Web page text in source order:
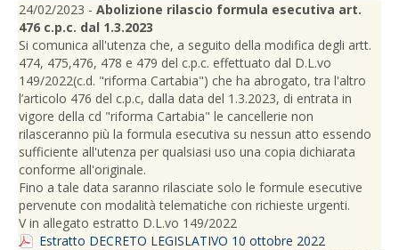
24/02/2023 - Abolizione rilascio formula esecutiva art.
476 c.p.c. dal 1.3.2023
Si comunica all'utenza che, a seguito della modifica degli artt.
474, 475,476, 478 e 479 del c.p.c. effettuato dal D.L.vo
149/2022(c.d. "riforma Cartabia") che ha abrogato, tra l'altro
l’articolo 476 del c.p.c, dalla data del 1.3.2023, di entrata in
vigore della cd "riforma Cartabia" le cancellerie non
rilasceranno più la formula esecutiva su nessun atto essendo
sufficiente all'utenza per qualsiasi uso una copia dichiarata
conforme all'originale.
Fino a tale data saranno rilasciate solo le formule esecutive
pervenute con modalità telematiche con richieste urgenti.
V in allegato estratto D.L.vo 149/2022
Estratto DECRETO LEGISLATIVO 10 ottobre 2022